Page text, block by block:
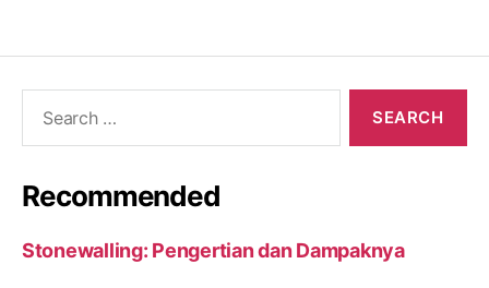
Recommended
Stonewalling: Pengertian dan Dampaknya